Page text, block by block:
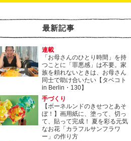
最新記事
連載
「お母さんのひとり時間」を持
つことに「罪悪感」は不要。家
族を頼れないときは、お母さん
同士で助け合いたい【タベコト
in Berlin・130】
手づくり
【ボーネルンドのきせつとあそ
ぼ！】画用紙に、塗って、切っ
て、貼って完成！ 夏を彩る元気
なお花「カラフルサンフラワ
ー」の作り方